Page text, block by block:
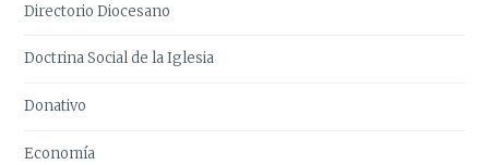
Directorio Diocesano
Doctrina Social de la Iglesia
Donativo
Economía